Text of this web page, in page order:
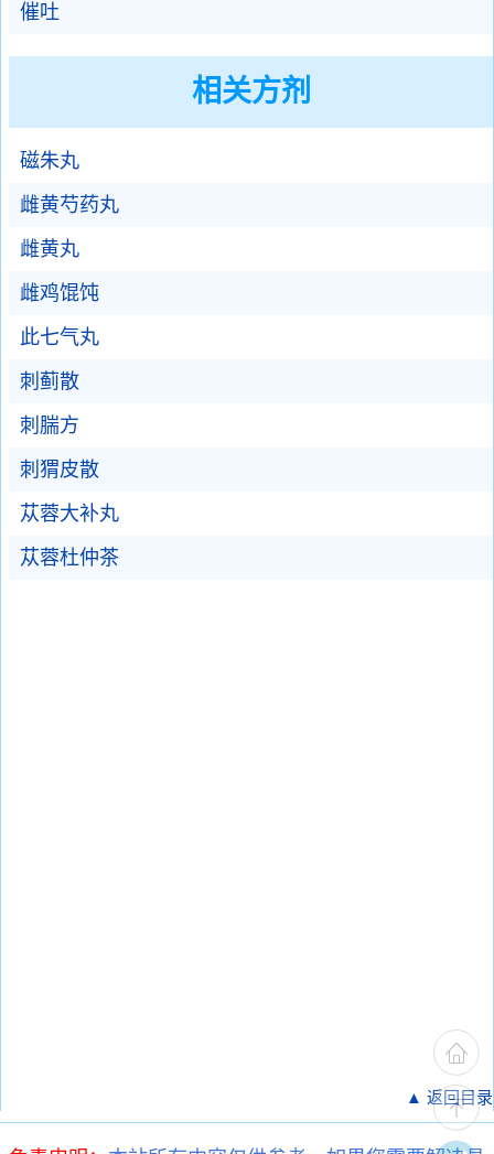
催吐
相关方剂
磁朱丸
雌黄芍药丸
雌黄丸
雌鸡馄饨
此七气丸
刺蓟散
刺腨方
刺猬皮散
苁蓉大补丸
苁蓉杜仲茶
▲ 返回目录